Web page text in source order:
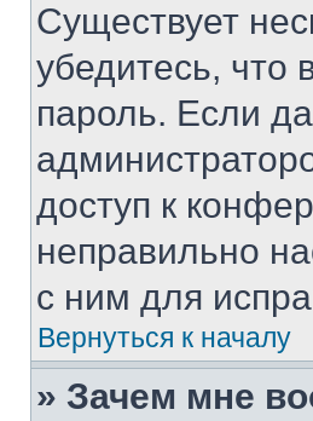
Существует
убедитесь, что
пароль. Если
доступ к
неправильно
с ним для
Вернуться к началу
» Зачем мне